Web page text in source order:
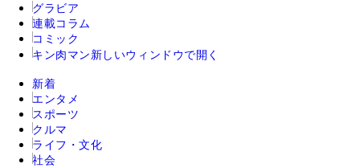
グラビア
連載コラム
コミック
キン肉マン 新しいウィンドウで開く
新着
エンタメ
スポーツ
クルマ
ライフ・文化
社会